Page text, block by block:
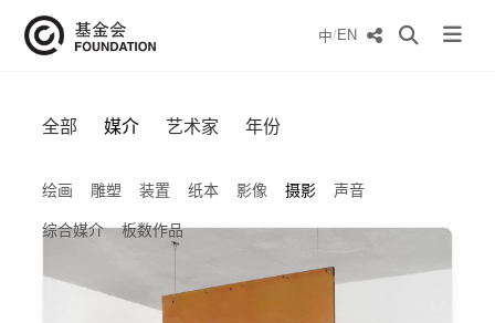
中/EN
全部 媒介
绘画 雕塑 装置 纸本 影像 摄影 声音
综合媒介 板数作品
艺术家 年份